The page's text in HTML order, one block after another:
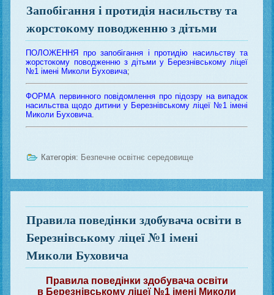
Запобігання і протидія насильству та
жорстокому поводженню з дітьми
ПОЛОЖЕННЯ про запобігання і протидію насильству та
жорстокому поводженню з дітьми у Березнівському ліцеї
№1 імені Миколи Буховича;
ФОРМА первинного повідомлення про підозру на випадок
насильства щодо дитини у Березнівському ліцеї №1 імені
Миколи Буховича
Категорія: Безпечне освітнє середовище
Правила поведінки здобувача освіти в
Березнівському ліцеї №1 імені
Миколи Буховича
Правила поведінки здобувача освіти
в Березнівському ліцеї №1 імені Миколи